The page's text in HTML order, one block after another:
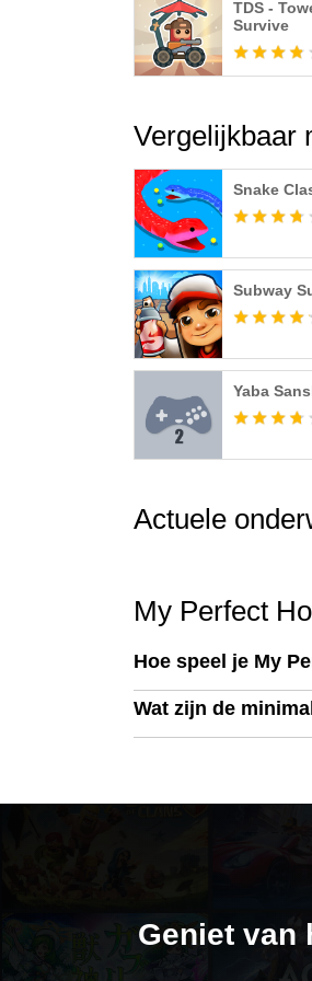
TDS -
Survive
Vergelijkbaar
Snake
Subway
Yaba
Actuele
My Perfect
Hoe speel je My
Wat zijn de
Geniet van